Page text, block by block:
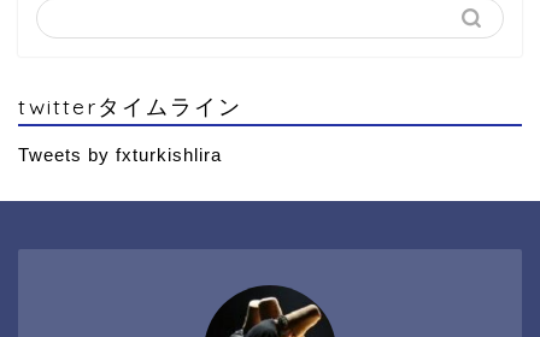
twitterタイムライン
Tweets by fxturkishlira